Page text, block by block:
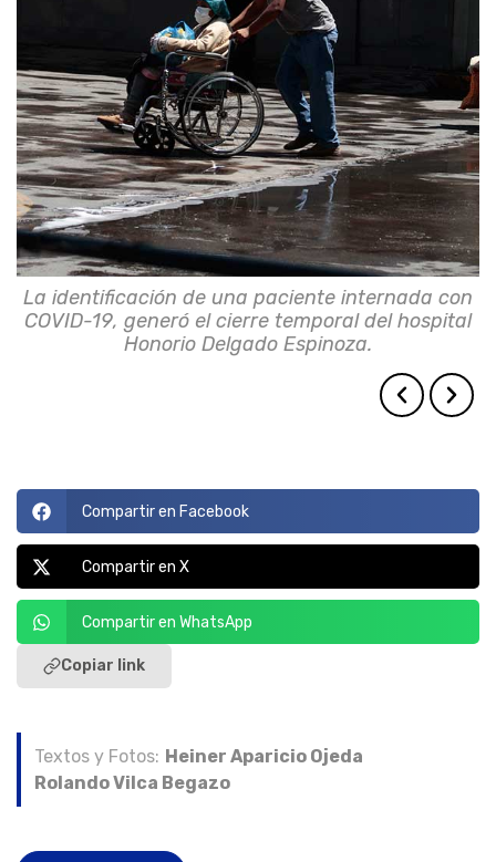
La identificación de una paciente internada con
COVID-19, generó el cierre temporal del hospital
Honorio Delgado Espinoza.
La identificación de una paciente internada con
COVID-19, generó el cierre temporal del hospital
Honorio Delgado Espinoza.
Compartir en Facebook
Compartir en X
Compartir en WhatsApp
Copiar link
Textos y Fotos: Heiner Aparicio Ojeda
Rolando Vilca Begazo